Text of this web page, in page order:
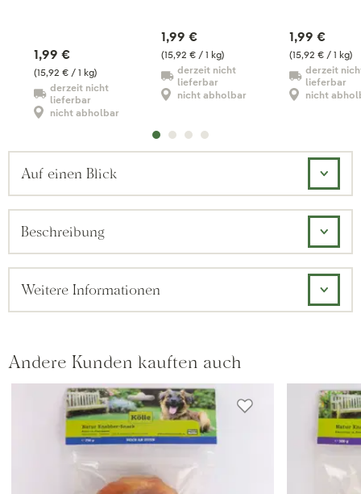
(15,92 € / 1 kg)
1,99 €
derzeit nicht
lieferbar
nicht abholbar
(15,92 € / 1 kg)
1,99 €
derzeit nicht
lieferbar
nicht abholbar
(15,92 € / 1 kg)
1,99 €
derzeit
lieferbar
nicht
Auf einen Blick
Beschreibung
Weitere Informationen
Andere Kunden kauften auch